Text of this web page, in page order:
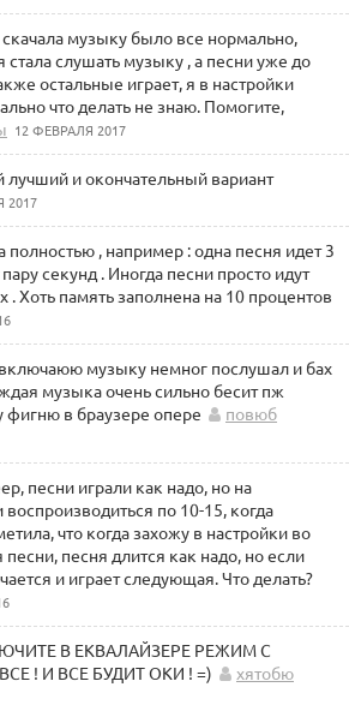
музыку было все нормально,
стала слушать музыку , а песни уже до
остальные играет, я в настройки
что делать не знаю. Помогите,
12 ФЕВРАЛЯ 2017
и окончательный вариант
2017
полностью , например : одна песня идет 3
секунд . Иногда песни просто идут
. Хоть память заполнена на 10 процентов
включаюю музыку немног послушал и бах
музыка очень сильно бесит пж
фигню в браузере опере
повюб
песни играли как надо, но на
по 10-15, когда
что когда захожу в настройки во
песня длится как надо, но если
и играет следующая. Что делать?
В ЕКВАЛАЙЗЕРЕ РЕЖИМ С
! И ВСЕ БУДИТ ОКИ ! =)
хятобю